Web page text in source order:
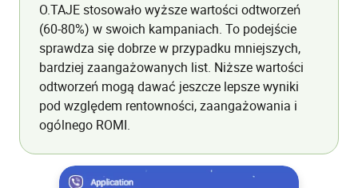
O.TAJE stosowało wyższe wartości odtworzeń
(60-80%) w swoich kampaniach. To podejście
sprawdza się dobrze w przypadku mniejszych,
bardziej zaangażowanych list. Niższe wartości
odtworzeń mogą dawać jeszcze lepsze wyniki
pod względem rentowności, zaangażowania i
ogólnego ROMI.